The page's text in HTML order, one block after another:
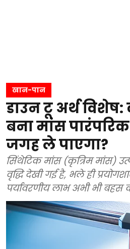
खान-पान
डाउन टू अर्थ
बना मांस
जगह ले पाएगा?
सिंथेटिक मांस (कृत्रिम मांस)
वृद्धि देखी गई है, भले ही
पर्यावरणीय लाभ अभी भी बहस